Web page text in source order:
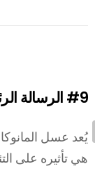
#9 الرسالة
يُعد عسل
هي تأثيره على